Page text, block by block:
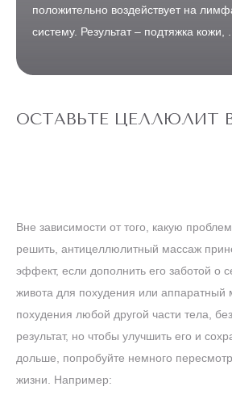
положительно воздействует на
систему. Результат – подтяжка кожи,
ОСТАВЬТЕ ЦЕЛЛЮЛИТ
Вне зависимости от того, какую
решить, антицеллюлитный массаж
эффект, если дополнить его заботой о
живота для похудения или аппаратный
похудения любой другой части тела,
результат, но чтобы улучшить его и
дольше, попробуйте немного
жизни. Например: